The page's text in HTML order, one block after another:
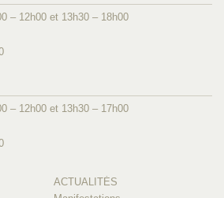
– 12h00 et 13h30 – 18h00
– 12h00 et 13h30 – 17h00
ACTUALITÉS